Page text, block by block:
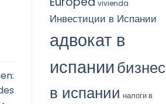
vivienda
Инвестиции в Испании
адвокат в
испаниибизнес
в испании налоги в